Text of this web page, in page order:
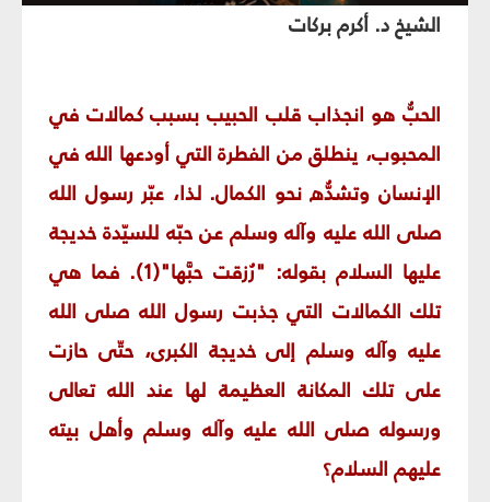
الشيخ د. أكرم بركات
الحبُّ هو انجذاب قلب الحبيب بسبب كمالات في
المحبوب، ينطلق من الفطرة التي أودعها الله في
الإنسان وتشدُّه نحو الكمال. لذا، عبّر رسول الله
صلى الله عليه وآله وسلم عن حبّه للسيّدة خديجة
عليها السلام بقوله: "رُزقت حبَّها"(1). فما هي
تلك الكمالات التي جذبت رسول الله صلى الله
عليه وآله وسلم إلى خديجة الكبرى، حتّى حازت
على تلك المكانة العظيمة لها عند الله تعالى
ورسوله صلى الله عليه وآله وسلم وأهل بيته
عليهم السلام؟